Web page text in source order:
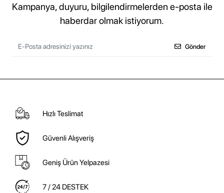
Kampanya, duyuru, bilgilendirmelerden e-posta ile
haberdar olmak istiyorum.
Gönder
Hızlı Teslimat
Güvenli Alışveriş
Geniş Ürün Yelpazesi
7 / 24 DESTEK